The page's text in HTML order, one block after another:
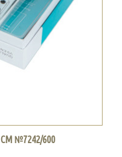
№7242/600